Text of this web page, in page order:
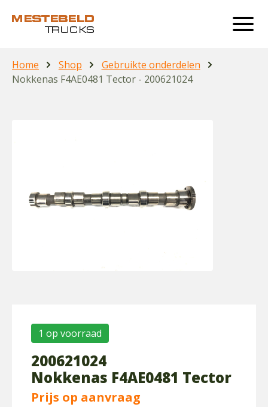
Home Shop
Gebruikte onderdelen
Nokkenas F4AE0481 Tector - 200621024
1 op voorraad
200621024
Nokkenas F4AE0481 Tector
Prijs op aanvraag